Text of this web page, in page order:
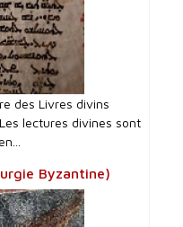
des Livres divins
lectures divines sont
Byzantine)